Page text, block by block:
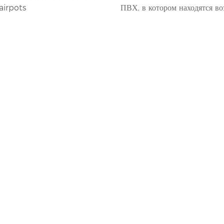
ПВХ, в котором находятся